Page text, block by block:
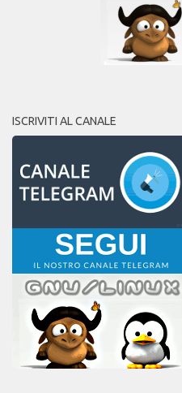
ISCRIVITI AL CANALE